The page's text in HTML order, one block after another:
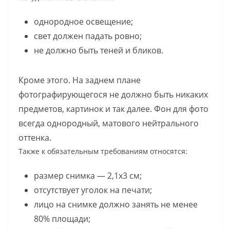
однородное освещение;
свет должен падать ровно;
не должно быть теней и бликов.
Кроме этого. На заднем плане
фотографирующегося не должно быть никаких
предметов, картинок и так далее. Фон для фото
всегда однородный, матового нейтрального
оттенка.
Также к обязательным требованиям относятся:
размер снимка — 2,1х3 см;
отсутствует уголок на печати;
лицо на снимке должно занять не менее
80% площади;